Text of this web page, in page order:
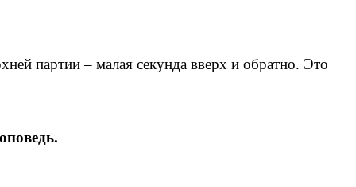
партии – малая секунда вверх и обратно. Это